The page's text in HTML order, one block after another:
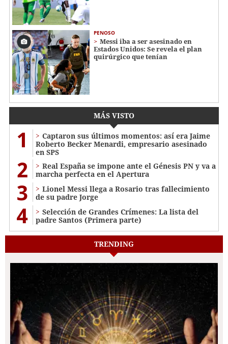
PENOSO
Messi iba a ser asesinado en
Estados Unidos: Se revela el plan
quirúrgico que tenían
MÁS VISTO
1
Captaron sus últimos momentos: así era Jaime
Roberto Becker Menardi​​​, empresario asesinado
en SPS
2
Real España se impone ante el Génesis PN y va a
marcha perfecta en el Apertura
3
Lionel Messi llega a Rosario tras fallecimiento
de su padre Jorge
4
Selección de Grandes Crímenes: La lista del
padre Santos (Primera parte)
TRENDING